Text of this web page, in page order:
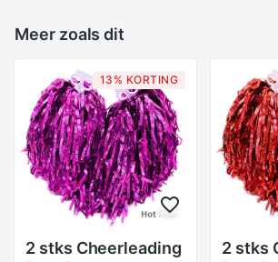
Meer zoals dit
13% KORTING
2 stks Cheerleading
2 stks